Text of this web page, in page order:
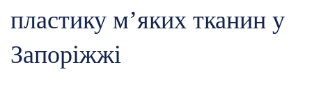
пластику м’яких тканин у
Запоріжжі